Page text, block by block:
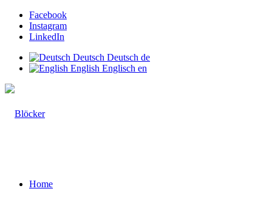
Facebook
Instagram
LinkedIn
Deutsch Deutsch de
English Englisch en
Home